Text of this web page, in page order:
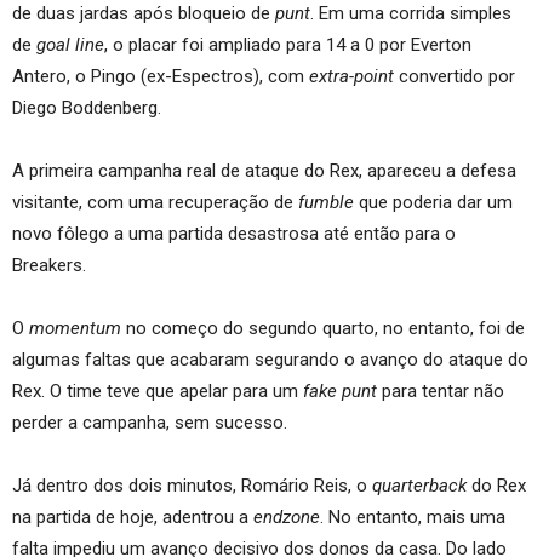
de duas jardas após bloqueio de punt. Em uma corrida simples
de goal line, o placar foi ampliado para 14 a 0 por Everton
Antero, o Pingo (ex-Espectros), com extra-point convertido por
Diego Boddenberg.
A primeira campanha real de ataque do Rex, apareceu a defesa
visitante, com uma recuperação de fumble que poderia dar um
novo fôlego a uma partida desastrosa até então para o
Breakers.
O momentum no começo do segundo quarto, no entanto, foi de
algumas faltas que acabaram segurando o avanço do ataque do
Rex. O time teve que apelar para um fake punt para tentar não
perder a campanha, sem sucesso.
Já dentro dos dois minutos, Romário Reis, o quarterbackdo Rex
na partida de hoje, adentrou a endzone. No entanto, mais uma
falta impediu um avanço decisivo dos donos da casa. Do lado